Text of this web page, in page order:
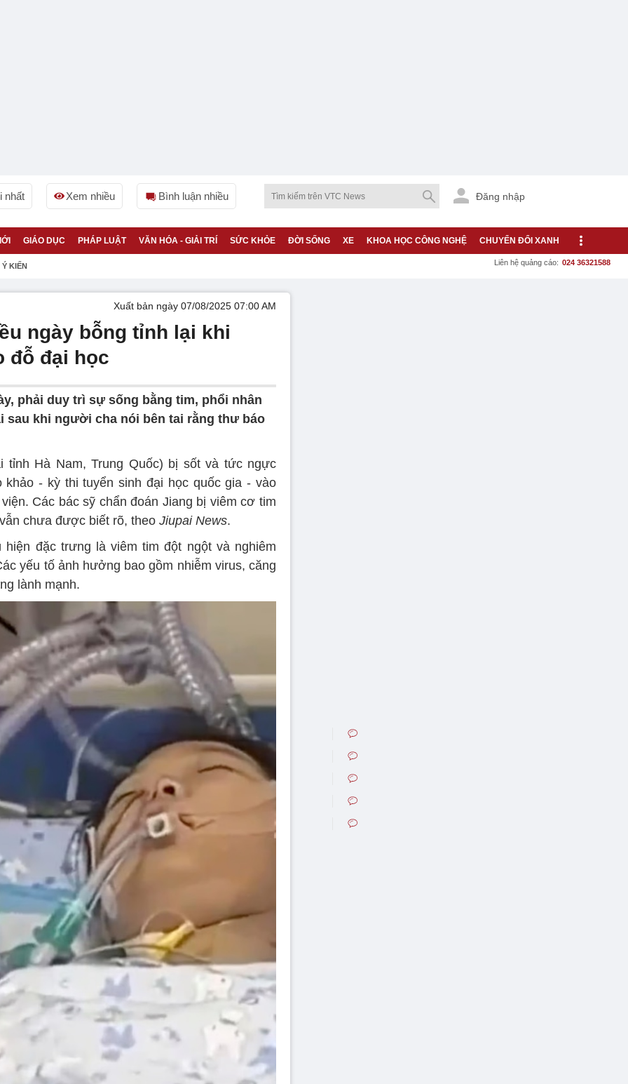
nhất Xem nhiều Bình luận nhiều Đăng nhập
GIÁO DỤC PHÁP LUẬT VĂN HÓA - GIẢI TRÍ SỨC KHỎE ĐỜI SỐNG XE KHOA HỌC CÔNG NGHỆ CHUYỂN ĐỔI XANH
Ý KIẾN Liên hệ quảng cáo: 024 36321588
Xuất bản ngày 07/08/2025 07:00 AM
ngày bỗng tỉnh lại khi
đỗ đại học
phải duy trì sự sống bằng tim, phổi nhân
sau khi người cha nói bên tai rằng thư báo
tỉnh Hà Nam, Trung Quốc) bị sốt và tức ngực
- kỳ thi tuyển sinh đại học quốc gia - vào
Các bác sỹ chẩn đoán Jiang bị viêm cơ tim
chưa được biết rõ, theo Jiupai News.
đặc trưng là viêm tim đột ngột và nghiêm
yếu tố ảnh hưởng bao gồm nhiễm virus, căng
lành mạnh.